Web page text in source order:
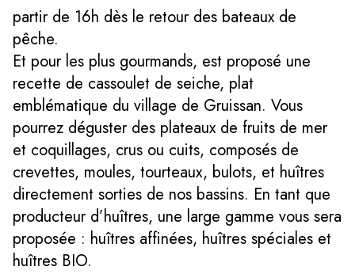
partir de 16h dès le retour des bateaux de
pêche.
Et pour les plus gourmands, est proposé une
recette de cassoulet de seiche, plat
emblématique du village de Gruissan. Vous
pourrez déguster des plateaux de fruits de mer
et coquillages, crus ou cuits, composés de
crevettes, moules, tourteaux, bulots, et huîtres
directement sorties de nos bassins. En tant que
producteur d’huîtres, une large gamme vous sera
proposée : huîtres affinées, huîtres spéciales et
huîtres BIO.